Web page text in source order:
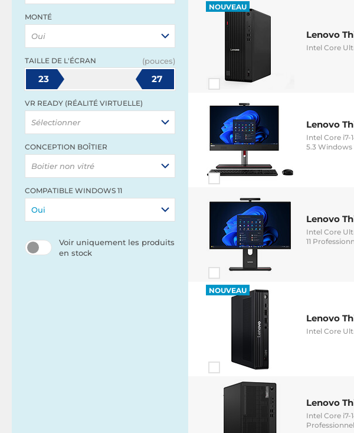
MONTÉ
Oui
TAILLE DE L'ÉCRAN (pouces)
23 27
VR READY (RÉALITÉ VIRTUELLE)
Sélectionner
CONCEPTION BOÎTIER
Boitier non vitré
COMPATIBLE WINDOWS 11
Oui
Voir uniquement les produits
en stock
NOUVEAU
Lenovo
Intel Core
Lenovo
Intel Core i7-
5.3 Windows
Lenovo
Intel Core
11
NOUVEAU
Lenovo
Intel Core
Lenovo
Intel Core i7-
Professionnel